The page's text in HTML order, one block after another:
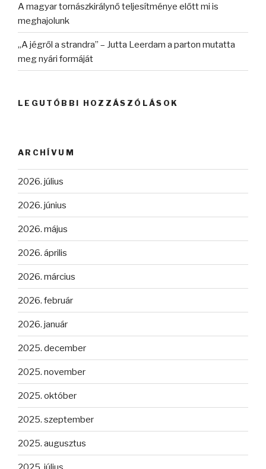
A magyar tornászkirálynő teljesítménye előtt mi is
meghajolunk
„A jégről a strandra” – Jutta Leerdam a parton mutatta
meg nyári formáját
LEGUTÓBBI HOZZÁSZÓLÁSOK
ARCHÍVUM
2026. július
2026. június
2026. május
2026. április
2026. március
2026. február
2026. január
2025. december
2025. november
2025. október
2025. szeptember
2025. augusztus